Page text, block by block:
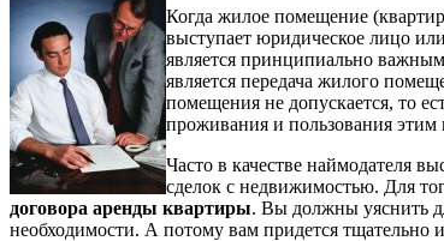
Когда жилое помещение
выступает юридическое лицо
является принципиально
является передача жилого
помещения не допускается, то
проживания и пользования этим
Часто в качестве наймодателя
сделок с недвижимостью. Для
договора аренды квартиры. Вы должны уяснить
необходимости. А потому вам придется тщательно